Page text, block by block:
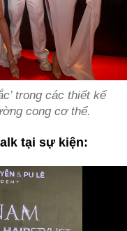
trong các thiết kế
cong cơ thể.
tại sự kiện: